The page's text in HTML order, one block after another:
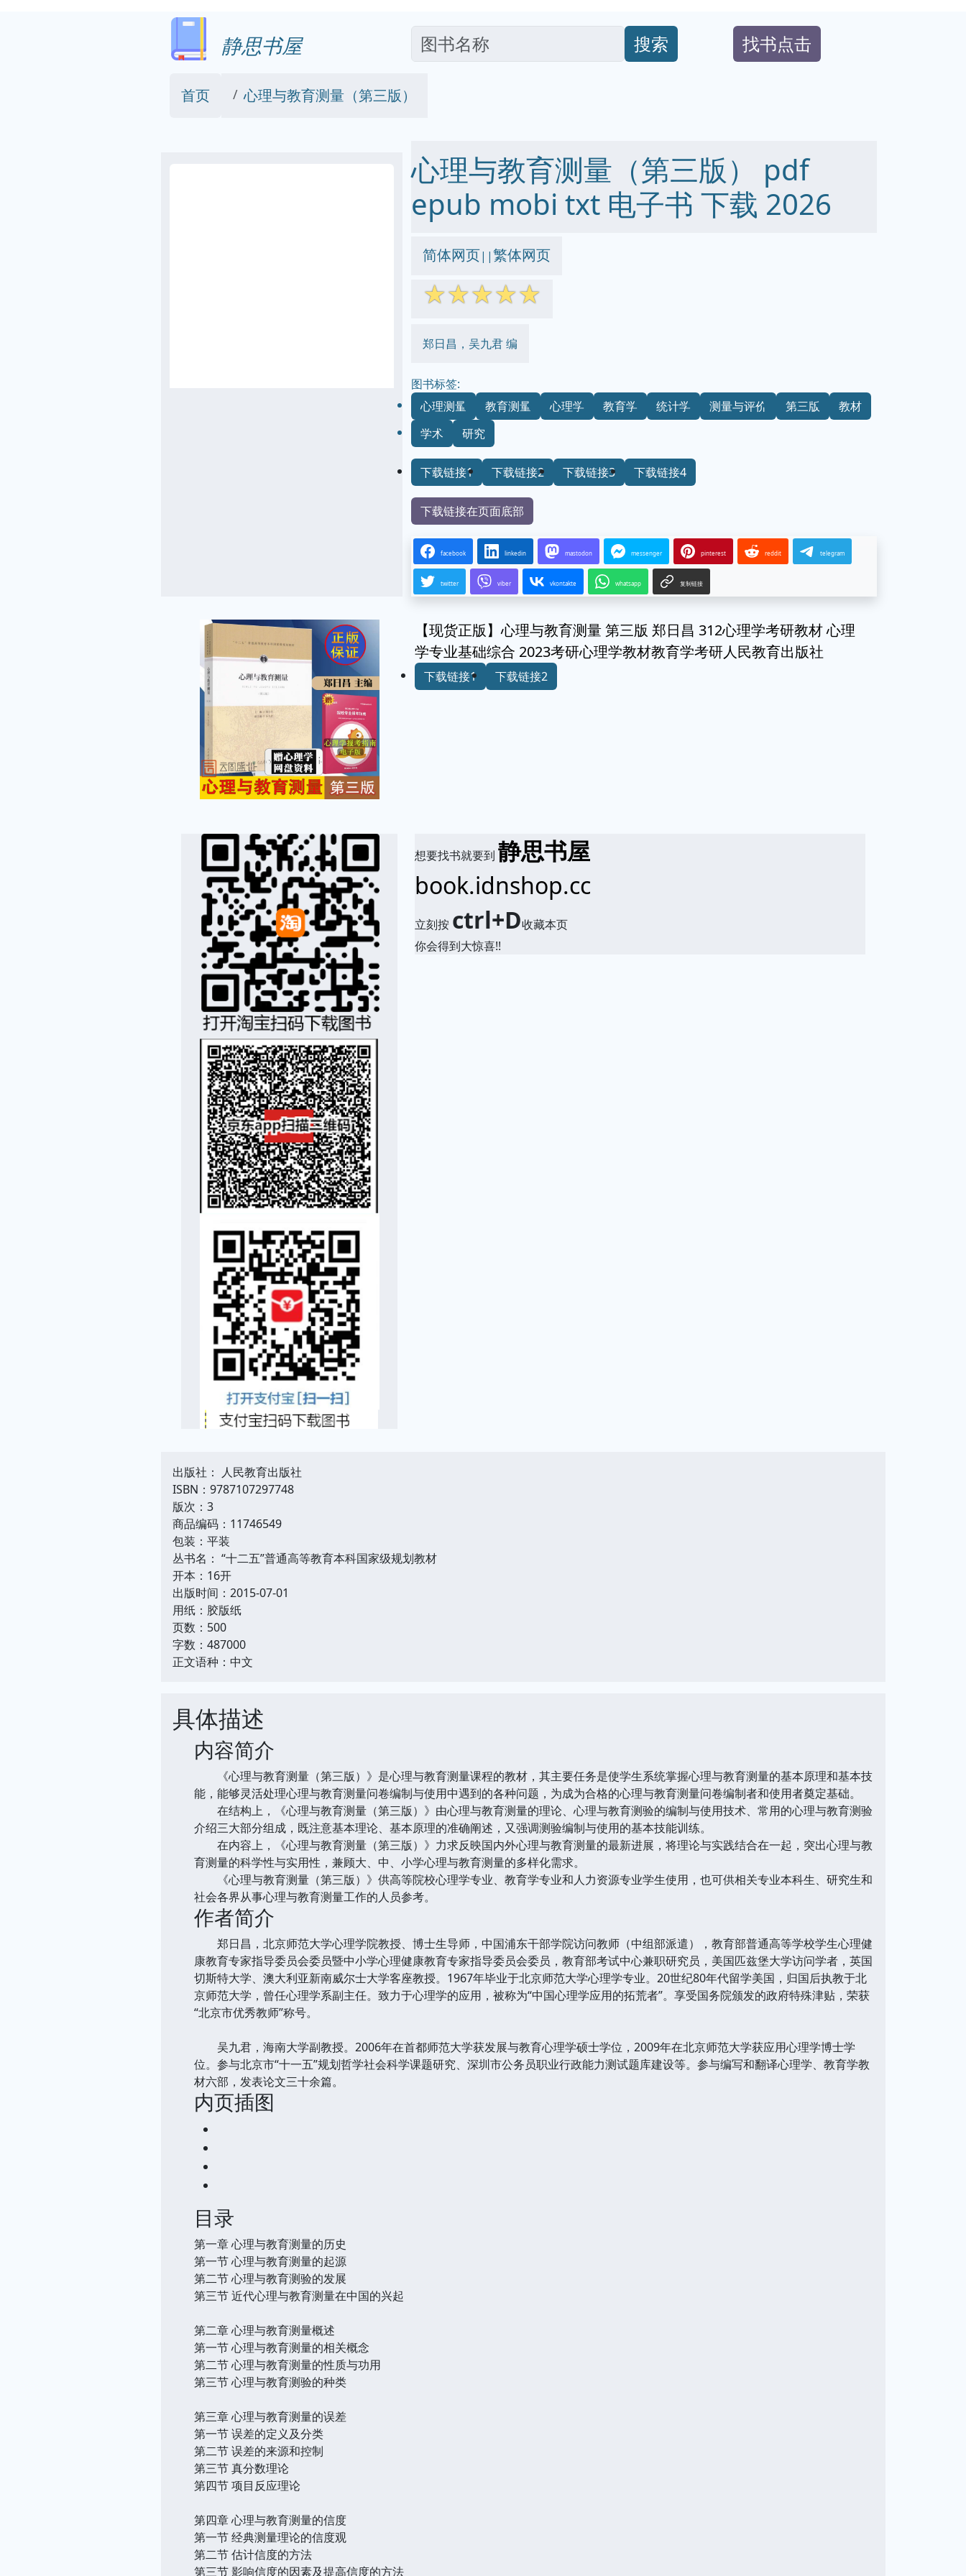
静思书屋 搜索 找书点击
首页 心理与教育测量（第三版）
心理与教育测量（第三版） pdf
epub mobi txt 电子书 下载 2026
简体网页||繁体网页
☆☆☆☆☆
郑日昌，吴九君 编
图书标签:
心理测量
教育测量 心理学 教育学 统计学 测量与评价 第三版
教材
学术
研究
下载链接1 下载链接2 下载链接3 下载链接4
下载链接在页面底部
facebook linkedin mastodon messenger pinterest reddit telegram
twitter viber vkontakte whatsapp 复制链接
【现货正版】心理与教育测量 第三版 郑日昌 312心理学考研教材 心理
学专业基础综合 2023考研心理学教材教育学考研人民教育出版社
下载链接1 下载链接2
想要找书就要到静思书屋
book.idnshop.cc
立刻按 ctrl+D收藏本页
你会得到大惊喜!!
出版社： 人民教育出版社
ISBN：9787107297748
版次：3
商品编码：11746549
包装：平装
丛书名： “十二五”普通高等教育本科国家级规划教材
开本：16开
出版时间：2015-07-01
用纸：胶版纸
页数：500
字数：487000
正文语种：中文
具体描述
内容简介
《心理与教育测量（第三版）》是心理与教育测量课程的教材，其主要任务是使学生系统掌握心理与教育测量的基本原理和基本技
能，能够灵活处理心理与教育测量问卷编制与使用中遇到的各种问题，为成为合格的心理与教育测量问卷编制者和使用者奠定基础。
在结构上，《心理与教育测量（第三版）》由心理与教育测量的理论、心理与教育测验的编制与使用技术、常用的心理与教育测验
介绍三大部分组成，既注意基本理论、基本原理的准确阐述，又强调测验编制与使用的基本技能训练。
在内容上，《心理与教育测量（第三版）》力求反映国内外心理与教育测量的最新进展，将理论与实践结合在一起，突出心理与教
育测量的科学性与实用性，兼顾大、中、小学心理与教育测量的多样化需求。
《心理与教育测量（第三版）》供高等院校心理学专业、教育学专业和人力资源专业学生使用，也可供相关专业本科生、研究生和
社会各界从事心理与教育测量工作的人员参考。
作者简介
郑日昌，北京师范大学心理学院教授、博士生导师，中国浦东干部学院访问教师（中组部派遣），教育部普通高等学校学生心理健
康教育专家指导委员会委员暨中小学心理健康教育专家指导委员会委员，教育部考试中心兼职研究员，美国匹兹堡大学访问学者，英国
切斯特大学、澳大利亚新南威尔士大学客座教授。1967年毕业于北京师范大学心理学专业。20世纪80年代留学美国，归国后执教于北
京师范大学，曾任心理学系副主任。致力于心理学的应用，被称为“中国心理学应用的拓荒者”。享受国务院颁发的政府特殊津贴，荣获
“北京市优秀教师”称号。
吴九君，海南大学副教授。2006年在首都师范大学获发展与教育心理学硕士学位，2009年在北京师范大学获应用心理学博士学
位。参与北京市“十一五”规划哲学社会科学课题研究、深圳市公务员职业行政能力测试题库建设等。参与编写和翻译心理学、教育学教
材六部，发表论文三十余篇。
内页插图
目录
第一章 心理与教育测量的历史
第一节 心理与教育测量的起源
第二节 心理与教育测验的发展
第三节 近代心理与教育测量在中国的兴起
第二章 心理与教育测量概述
第一节 心理与教育测量的相关概念
第二节 心理与教育测量的性质与功用
第三节 心理与教育测验的种类
第三章 心理与教育测量的误差
第一节 误差的定义及分类
第二节 误差的来源和控制
第三节 真分数理论
第四节 项目反应理论
第四章 心理与教育测量的信度
第一节 经典测量理论的信度观
第二节 估计信度的方法
第三节 影响信度的因素及提高信度的方法